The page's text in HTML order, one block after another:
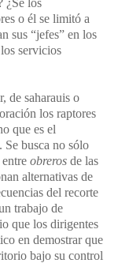
¿Se los
o él se limitó a
sus “jefes” en los
servicios
de saharauis o
los raptores
que es el
Se busca no sólo
obreros de las
alternativas de
del recorte
trabajo de
que los dirigentes
en demostrar que
bajo su control